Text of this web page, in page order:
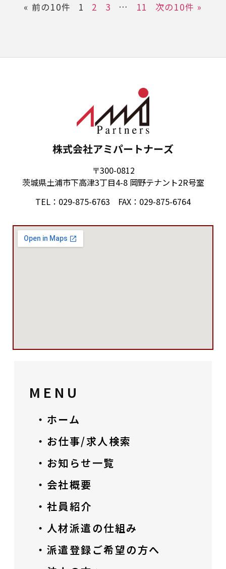
« 前の10件 1 2 3 … 11 次の10件 »
株式会社アミパートナーズ
〒300-0812
茨城県土浦市下高津3丁目4-8 岡野テナント2R号室
TEL：029-875-6763 FAX：029-875-6764
MENU
・ホーム
・お仕事/求人検索
・お知らせ一覧
・会社概要
・社員紹介
・人材派遣の仕組み
・派遣登録ご希望の方へ